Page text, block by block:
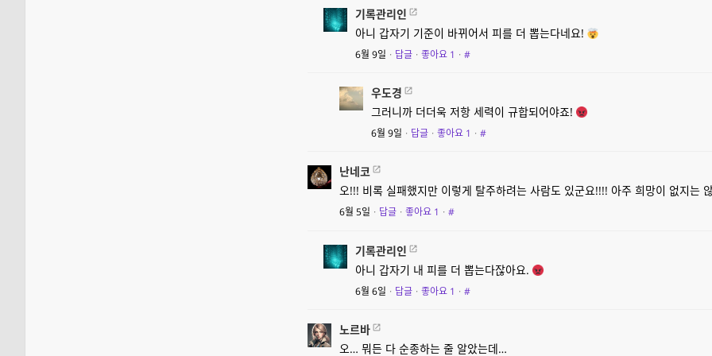
기록관리인
아니 갑자기 기준이 바뀌어서 피를 더 뽑는다네요!
6월 9일 · 답글 · 좋아요 1 · #
우도경
그러니까 더더욱 저항 세력이 규합되어야죠!
6월 9일 · 답글 · 좋아요 1 · #
난네코
오!!! 비록 실패했지만 이렇게 탈주하려는 사람도 있군요!!!! 아주 희망이 없지는
6월 5일 · 답글 · 좋아요 1 · #
기록관리인
아니 갑자기 내 피를 더 뽑는다잖아요.
6월 6일 · 답글 · 좋아요 1 · #
노르바
오… 뭐든 다 순종하는 줄 알았는데…